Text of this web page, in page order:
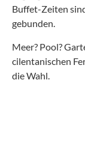
Buffet-Zeiten
gebunden.
Meer? Pool?
cilentanischen
die Wahl.